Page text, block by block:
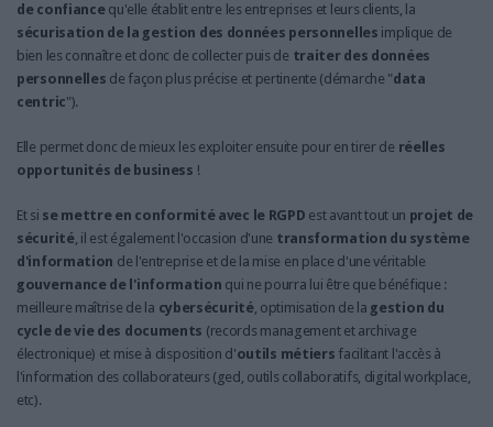
de confiancequ'elle établit entre les entreprises et leurs clients, la
sécurisation de la gestion des données personnelles implique de
bien les connaître et donc de collecter puis de traiter des données
personnelles de façon plus précise et pertinente (démarche "data
centric").
Elle permet donc de mieux les exploiter ensuite pour en tirer de réelles
opportunités de business !
Et si se mettre en conformité avec le RGPD est avant tout un projet de
sécurité, il est également l'occasion d'une transformation du système
d'information de l'entreprise et de la mise en place d'une véritable
gouvernance de l'information qui ne pourra lui être que bénéfique :
meilleure maîtrise de la cybersécurité, optimisation de la gestion du
cycle de vie des documents (records management et archivage
électronique) et mise à disposition d'outils métiers facilitant l'accès à
l'information des collaborateurs (ged, outils collaboratifs, digital workplace,
etc).